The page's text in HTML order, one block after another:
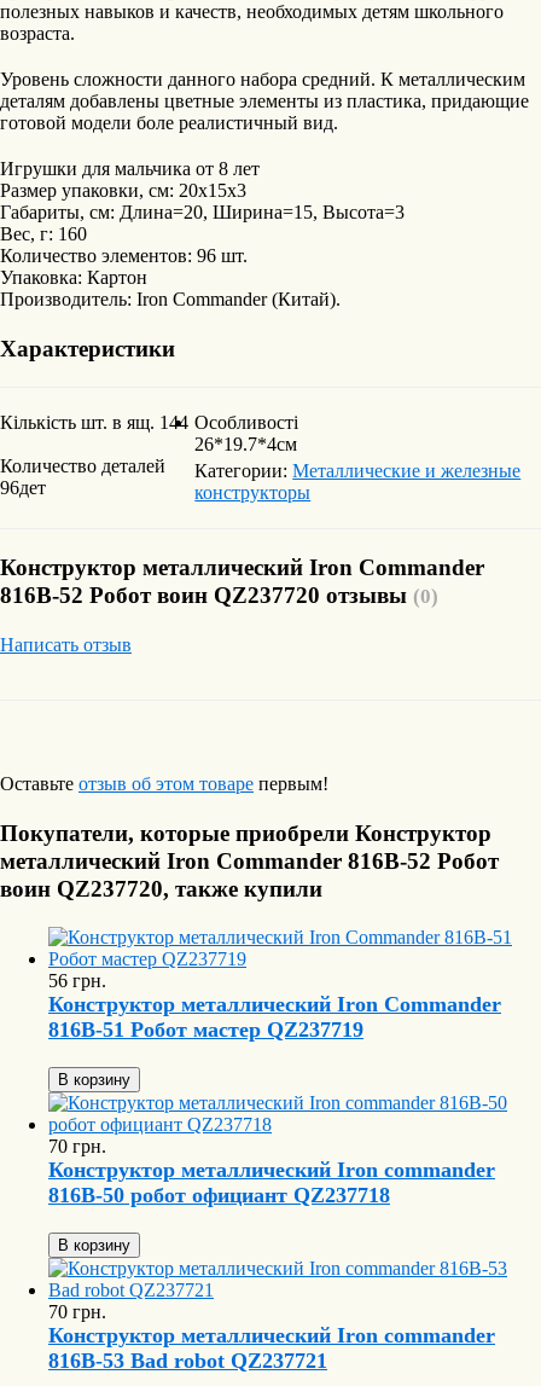
полезных навыков и качеств, необходимых детям школьного
возраста.
Уровень сложности данного набора средний. К металлическим
деталям добавлены цветные элементы из пластика, придающие
готовой модели боле реалистичный вид.
Игрушки для мальчика от 8 лет
Размер упаковки, см: 20х15х3
Габариты, см: Длина=20, Ширина=15, Высота=3
Вес, г: 160
Количество элементов: 96 шт.
Упаковка: Картон
Производитель: Iron Commander (Китай).
Характеристики
Кількість шт. в ящ. 144 Особливості
26*19.7*4см
Количество деталей
96дет
Категории: Металлические и железные
конструкторы
Конструктор металлический Iron Commander
816B-52 Робот воин QZ237720 отзывы (0)
Написать отзыв
Оставьте отзыв об этом товаре первым!
Покупатели, которые приобрели Конструктор
металлический Iron Commander 816B-52 Робот
воин QZ237720, также купили
56 грн.
Конструктор металлический Iron Commander
816B-51 Робот мастер QZ237719
В корзину
70 грн.
Конструктор металлический Iron commander
816B-50 робот официант QZ237718
В корзину
70 грн.
Конструктор металлический Iron commander
816B-53 Bad robot QZ237721